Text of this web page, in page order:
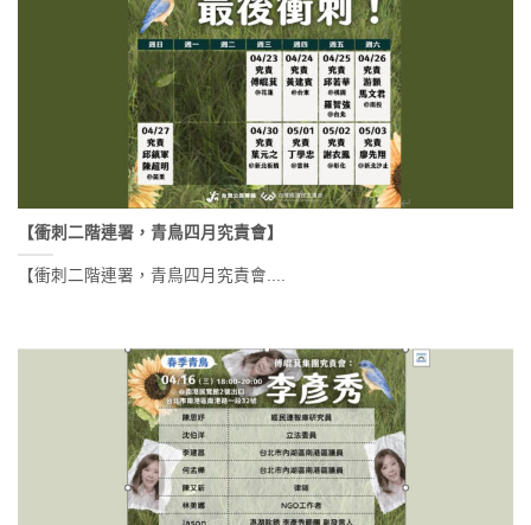
【衝刺二階連署，青鳥四月究責會】
【衝刺二階連署，青鳥四月究責會....